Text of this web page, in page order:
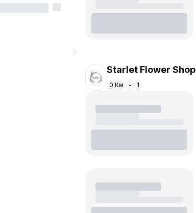
Starlet Flower Shop
0 Км - 1